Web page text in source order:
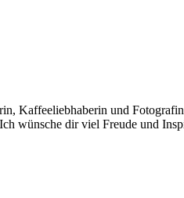
Kaffeeliebhaberin und
wünsche dir viel Freude und